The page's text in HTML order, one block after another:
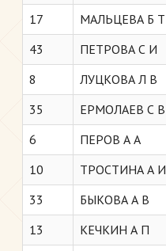
17 МАЛЬЦЕВА Б Т
43
ПЕТРОВА С И
8
ЛУЦКОВА Л В
35
ЕРМОЛАЕВ С В
6
ПЕРОВ А А
10
ТРОСТИНА А И
33
БЫКОВА А В
13
КЕЧКИН А П